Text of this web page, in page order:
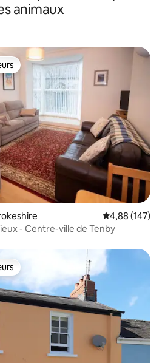
animaux
Évaluation
4,88 (147)
- Centre-ville de Tenby